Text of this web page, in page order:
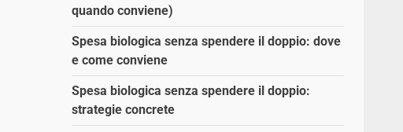
quando conviene)
Spesa biologica senza spendere il doppio: dove
e come conviene
Spesa biologica senza spendere il doppio:
strategie concrete